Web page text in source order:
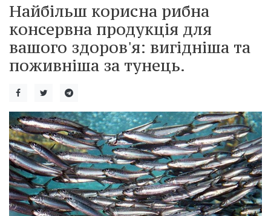
Найбільш корисна рибна
консервна продукція для
вашого здоров'я: вигідніша та
поживніша за тунець.